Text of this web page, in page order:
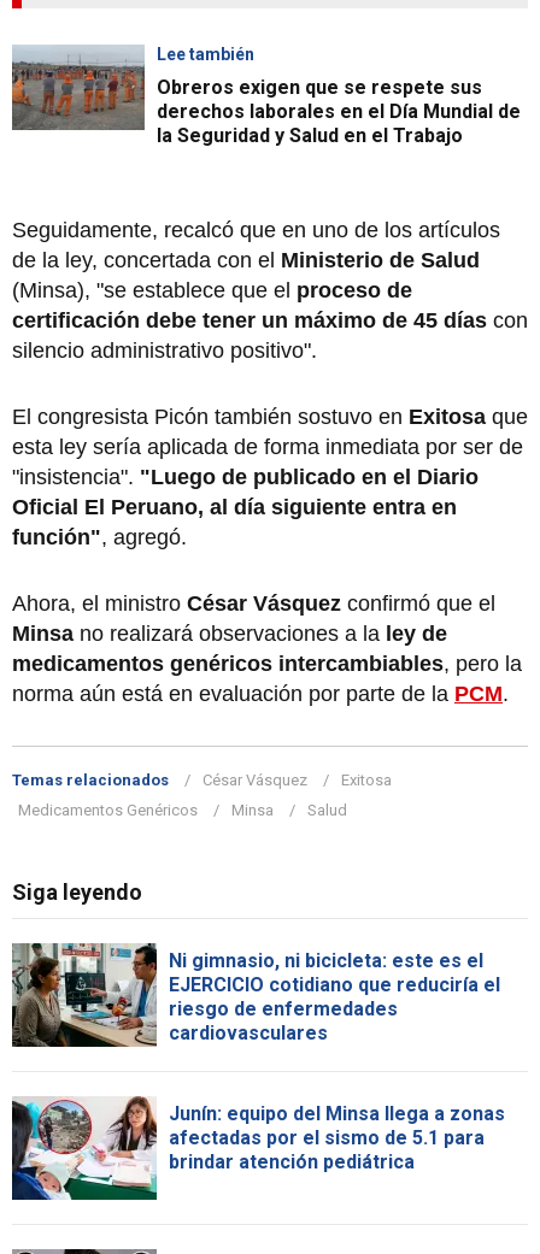
Lee también
Obreros exigen que se respete sus
derechos laborales en el Día Mundial de
la Seguridad y Salud en el Trabajo
Seguidamente, recalcó que en uno de los artículos
de la ley, concertada con el Ministerio de Salud
(Minsa), "se establece que el proceso de
certificación debe tener un máximo de 45 días con
silencio administrativo positivo".
El congresista Picón también sostuvo en Exitosa que
esta ley sería aplicada de forma inmediata por ser de
"insistencia". "Luego de publicado en el Diario
Oficial El Peruano, al día siguiente entra en
función", agregó.
Ahora, el ministro César Vásquez confirmó que el
Minsa no realizará observaciones a la ley de
medicamentos genéricos intercambiables, pero la
norma aún está en evaluación por parte de la PCM.
Temas relacionados César Vásquez
Exitosa
Medicamentos Genéricos
Minsa Salud
Siga leyendo
Ni gimnasio, ni bicicleta: este es el
EJERCICIO cotidiano que reduciría el
riesgo de enfermedades
cardiovasculares
Junín: equipo del Minsa llega a zonas
afectadas por el sismo de 5.1 para
brindar atención pediátrica